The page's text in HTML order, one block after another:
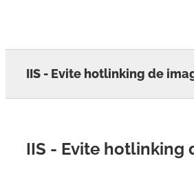
IIS - Evite hotlinking de
IIS - Evite hotlinking